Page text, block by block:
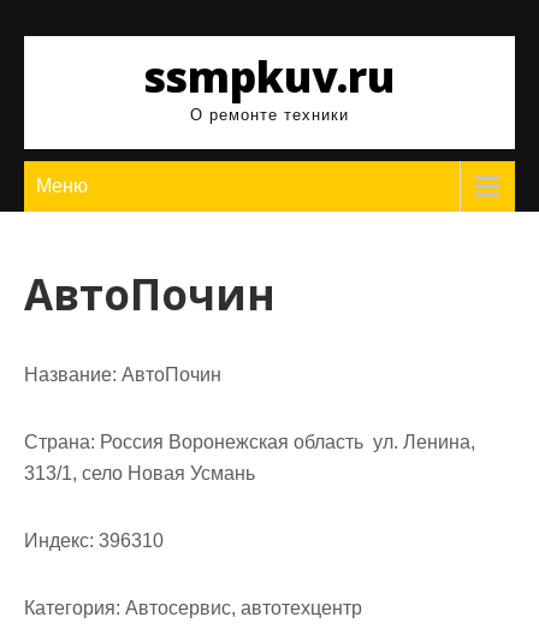
ssmpkuv.ru
О ремонте техники
Меню
АвтоПочин
Название: АвтоПочин
Страна: Россия Воронежская область ул. Ленина,
313/1, село Новая Усмань
Индекс: 396310
Категория: Автосервис, автотехцентр